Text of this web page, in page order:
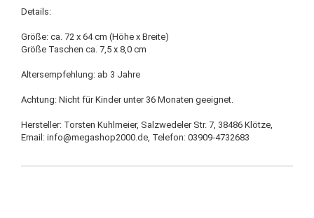
Details:
Größe: ca. 72 x 64 cm (Höhe x Breite)
Größe Taschen ca. 7,5 x 8,0 cm
Altersempfehlung: ab 3 Jahre
Achtung: Nicht für Kinder unter 36 Monaten geeignet.
Hersteller: Torsten Kuhlmeier, Salzwedeler Str. 7, 38486 Klötze,
Email: info@megashop2000.de, Telefon: 03909-4732683